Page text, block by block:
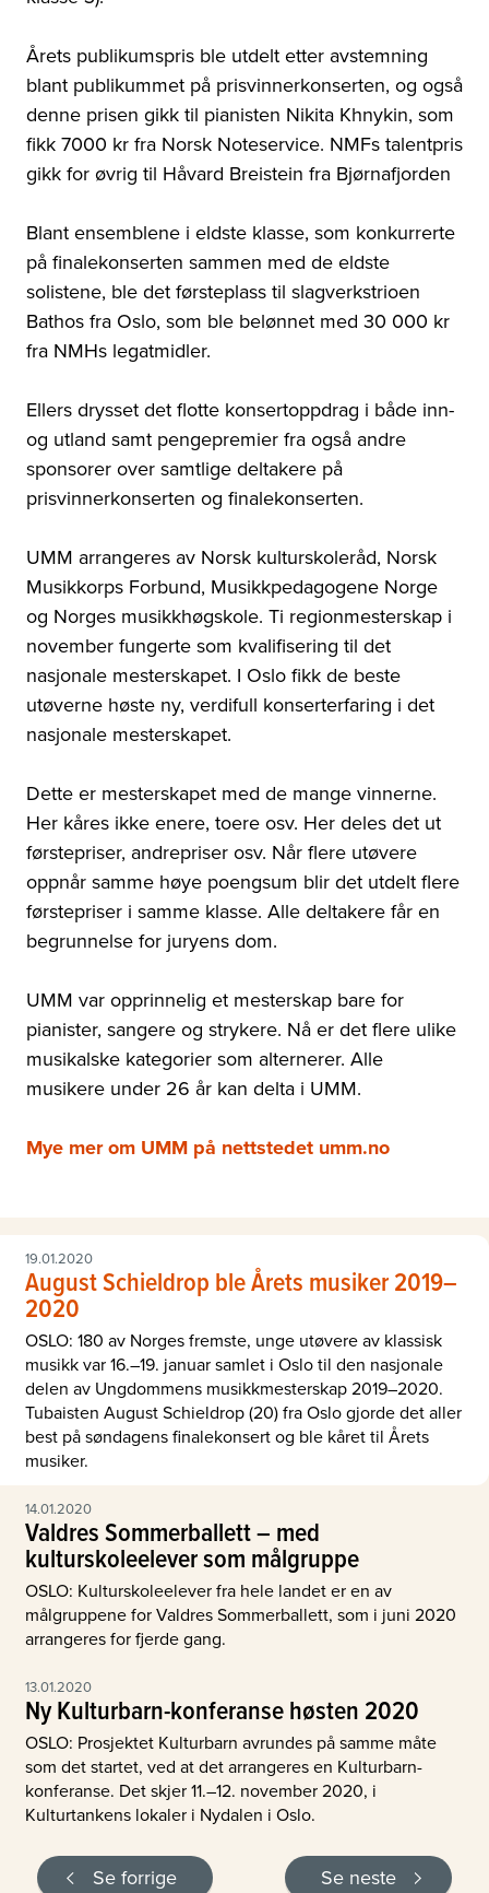
Årets publikumspris ble utdelt etter avstemning
blant publikummet på prisvinnerkonserten, og også
denne prisen gikk til pianisten Nikita Khnykin, som
fikk 7000 kr fra Norsk Noteservice. NMFs talentpris
gikk for øvrig til Håvard Breistein fra Bjørnafjorden
Blant ensemblene i eldste klasse, som konkurrerte
på finalekonserten sammen med de eldste
solistene, ble det førsteplass til slagverkstrioen
Bathos fra Oslo, som ble belønnet med 30 000 kr
fra NMHs legatmidler.
Ellers drysset det flotte konsertoppdrag i både inn-
og utland samt pengepremier fra også andre
sponsorer over samtlige deltakere på
prisvinnerkonserten og finalekonserten.
UMM arrangeres av Norsk kulturskoleråd, Norsk
Musikkorps Forbund, Musikkpedagogene Norge
og Norges musikkhøgskole. Ti regionmesterskap i
november fungerte som kvalifisering til det
nasjonale mesterskapet. I Oslo fikk de beste
utøverne høste ny, verdifull konserterfaring i det
nasjonale mesterskapet.
Dette er mesterskapet med de mange vinnerne.
Her kåres ikke enere, toere osv. Her deles det ut
førstepriser, andrepriser osv. Når flere utøvere
oppnår samme høye poengsum blir det utdelt flere
førstepriser i samme klasse. Alle deltakere får en
begrunnelse for juryens dom.
UMM var opprinnelig et mesterskap bare for
pianister, sangere og strykere. Nå er det flere ulike
musikalske kategorier som alternerer. Alle
musikere under 26 år kan delta i UMM.
Mye mer om UMM på nettstedet umm.no
19.01.2020
August Schieldrop ble Årets musiker 2019–
2020
OSLO: 180 av Norges fremste, unge utøvere av klassisk
musikk var 16.–19. januar samlet i Oslo til den nasjonale
delen av Ungdommens musikkmesterskap 2019–2020.
Tubaisten August Schieldrop (20) fra Oslo gjorde det aller
best på søndagens finalekonsert og ble kåret til Årets
musiker.
14.01.2020
Valdres Sommerballett – med
kulturskoleelever som målgruppe
OSLO: Kulturskoleelever fra hele landet er en av
målgruppene for Valdres Sommerballett, som i juni 2020
arrangeres for fjerde gang.
13.01.2020
Ny Kulturbarn-konferanse høsten 2020
OSLO: Prosjektet Kulturbarn avrundes på samme måte
som det startet, ved at det arrangeres en Kulturbarn-
konferanse. Det skjer 11.–12. november 2020, i
Kulturtankens lokaler i Nydalen i Oslo.
Se forrige Se neste